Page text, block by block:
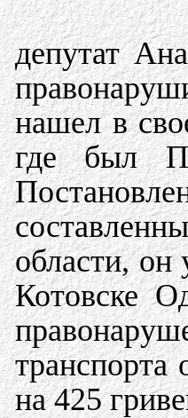
депутат
нашел в
где был
области, он
Котовске
на 425